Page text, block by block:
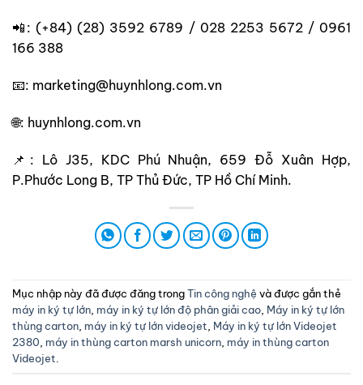
📲: (+84) (28) 3592 6789 / 028 2253 5672 / 0961
166 388
📧: marketing@huynhlong.com.vn
🌐: huynhlong.com.vn
📌: Lô J35, KDC Phú Nhuận, 659 Đỗ Xuân Hợp,
P.Phước Long B, TP Thủ Đức, TP Hồ Chí Minh.
Mục nhập này đã được đăng trongTin công nghệ và được gắn thẻ
máy in ký tự lớn máy in ký tự lớn độ phân giải cao Máy in ký tự lớn
thùng carton máy in ký tự lớn videojet Máy in ký tự lớn Videojet
2380 máy in thùng carton marsh unicorn máy in thùng carton
Videojet